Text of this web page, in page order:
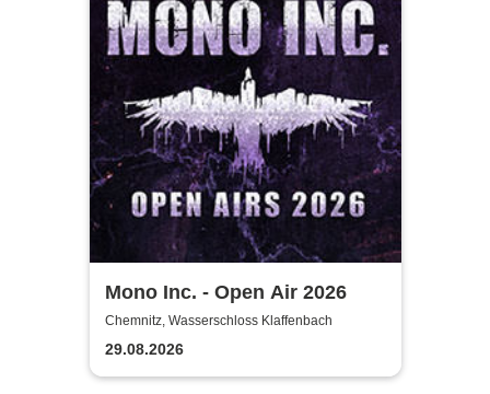
Mono Inc. - Open Air 2026
Chemnitz, Wasserschloss Klaffenbach
29.08.2026